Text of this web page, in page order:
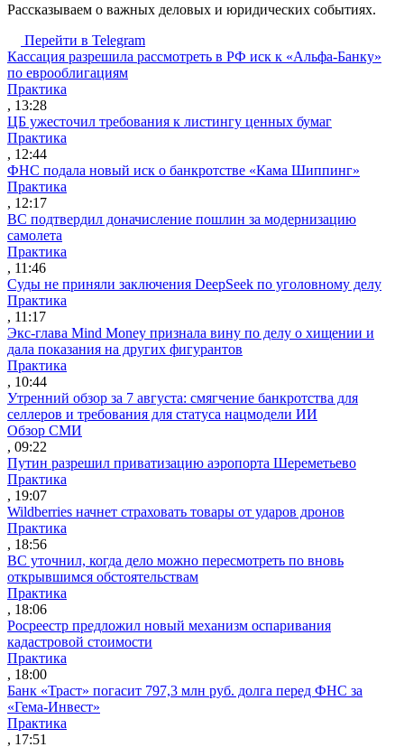
Рассказываем о важных деловых и юридических событиях.
Перейти в Telegram
Кассация разрешила рассмотреть в РФ иск к «Альфа-Банку»
по еврооблигациям
Практика
, 13:28
ЦБ ужесточил требования к листингу ценных бумаг
Практика
, 12:44
ФНС подала новый иск о банкротстве «Кама Шиппинг»
Практика
, 12:17
ВС подтвердил доначисление пошлин за модернизацию
самолета
Практика
, 11:46
Суды не приняли заключения DeepSeek по уголовному делу
Практика
, 11:17
Экс-глава Mind Money признала вину по делу о хищении и
дала показания на других фигурантов
Практика
, 10:44
Утренний обзор за 7 августа: смягчение банкротства для
селлеров и требования для статуса нацмодели ИИ
Обзор СМИ
, 09:22
Путин разрешил приватизацию аэропорта Шереметьево
Практика
, 19:07
Wildberries начнет страховать товары от ударов дронов
Практика
, 18:56
ВС уточнил, когда дело можно пересмотреть по вновь
открывшимся обстоятельствам
Практика
, 18:06
Росреестр предложил новый механизм оспаривания
кадастровой стоимости
Практика
, 18:00
Банк «Траст» погасит 797,3 млн руб. долга перед ФНС за
«Гема-Инвест»
Практика
, 17:51